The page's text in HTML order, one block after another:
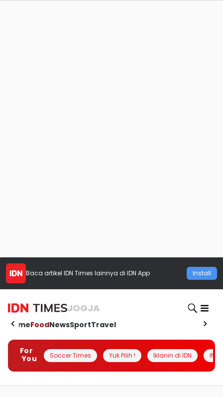
Baca artikel IDN Times lainnya di IDN App Install
JOGJA
HomeFoodNewsSportTravel
For
You
Soccer Times Yuk Pilih ! Iklanin di IDN